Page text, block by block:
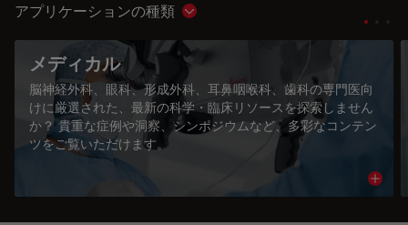
アプリケーションの種類 Show subnavigation
メディカル
脳神経外科、眼科、形成外科、耳鼻咽喉科、歯科の専門医向
けに厳選された、最新の科学・臨床リソースを探索しません
か？ 貴重な症例や洞察、シンポジウムなど、多彩なコンテン
ツをご覧いただけます。